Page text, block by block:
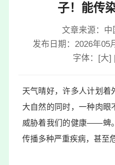
子！能传
文章来源：中
发布日期：2026年05
字体： [大]
天气晴好，许多人计划着
大自然的同时，一种肉眼
威胁着我们的健康——蜱
传播多种严重疾病，甚至